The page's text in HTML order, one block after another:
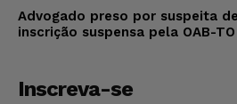
Advogado preso por suspeita
inscrição suspensa pela OAB-TO
Inscreva-se